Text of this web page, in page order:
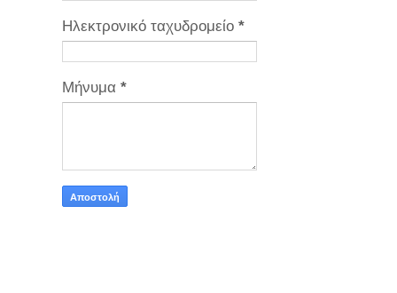
Ηλεκτρονικό ταχυδρομείο *
Μήνυμα *